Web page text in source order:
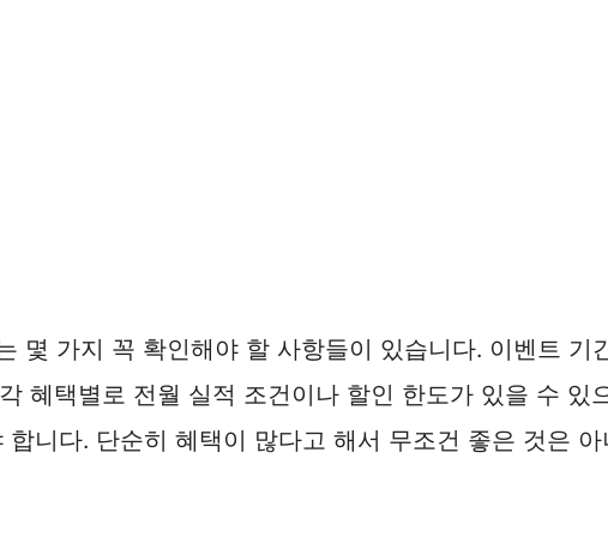
몇 가지 꼭 확인해야 할 사항들이 있습니다. 이벤트 기
혜택별로 전월 실적 조건이나 할인 한도가 있을 수 있
니다. 단순히 혜택이 많다고 해서 무조건 좋은 것은